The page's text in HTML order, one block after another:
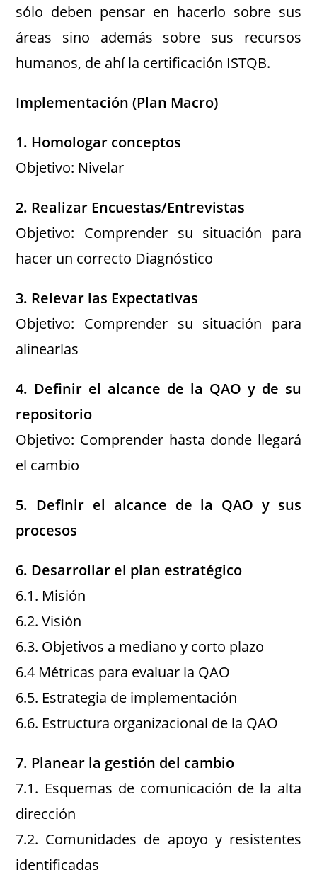
sólo deben pensar en hacerlo sobre sus
áreas sino además sobre sus recursos
humanos, de ahí la certificación ISTQB.
Implementación (Plan Macro)
1. Homologar conceptos
Objetivo: Nivelar
2. Realizar Encuestas/Entrevistas
Objetivo: Comprender su situación para
hacer un correcto Diagnóstico
3. Relevar las Expectativas
Objetivo: Comprender su situación para
alinearlas
4. Definir el alcance de la QAO y de su
repositorio
Objetivo: Comprender hasta donde llegará
el cambio
5. Definir el alcance de la QAO y sus
procesos
6. Desarrollar el plan estratégico
6.1. Misión
6.2. Visión
6.3. Objetivos a mediano y corto plazo
6.4 Métricas para evaluar la QAO
6.5. Estrategia de implementación
6.6. Estructura organizacional de la QAO
7. Planear la gestión del cambio
7.1. Esquemas de comunicación de la alta
dirección
7.2. Comunidades de apoyo y resistentes
identificadas